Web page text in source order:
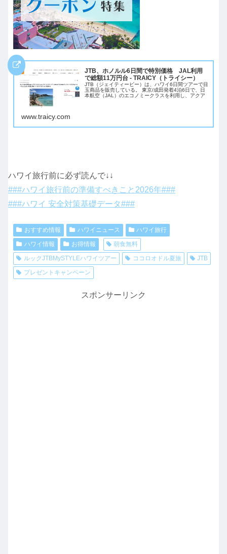
JTB、ホノルル6日間で特別価格 JAL利用
で総額11万円台 - TRAICY（トライシー）
JTB（ジェイティービー）は、ハワイ6日間ツアーで目
玉商品を販売している。 東京/成田発着4泊6日で、日
本航空（JAL）のエコノミークラスを利用し、アクア
www.traicy.com
ハワイ旅行前に必ず読んで↓↓
###ハワイ旅行前の準備すべきこと2026年###
###ハワイ 安全対策基礎データ###
おすすめ情報 ハワイニュース
ハワイ旅行
ハワイ情報
お得情報
朝食無料
ルックJTBMySTYLEハワイツアー
ココロオドル夏旅
JTB
プレゼントキャンペーン
スポンサーリンク